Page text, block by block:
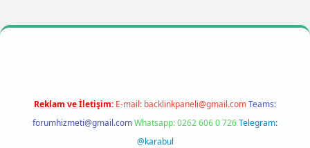
girişbetexpergiris.casinobetexper giriş
Reklam ve İletişim: E-mail: backlinkpaneli@gmail.comTeams:
forumhizmeti@gmail.comWhatsapp: 0262 606 0 726Telegram:
@karabul